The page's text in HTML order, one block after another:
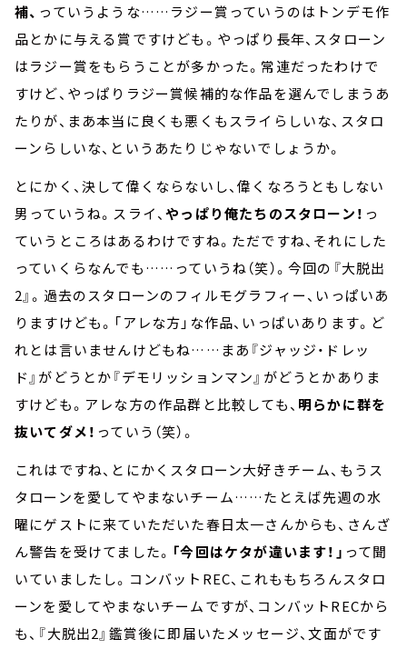
補、 っていうような……ラジー賞っていうのはトンデモ作
品とかに与える賞ですけども。やっぱり長年、スタローン
はラジー賞をもらうことが多かった。常連だったわけで
すけど、やっぱりラジー賞候補的な作品を選んでしまうあ
たりが、まあ本当に良くも悪くもスライらしいな、スタロ
ーンらしいな、というあたりじゃないでしょうか。
とにかく、決して偉くならないし、偉くなろうともしない
男っていうね。スライ、やっぱり俺たちのスタローン！ っ
ていうところはあるわけですね。ただですね、それにした
っていくらなんでも……っていうね（笑）。今回の『大脱出
2』。過去のスタローンのフィルモグラフィー、いっぱいあ
りますけども。「アレな方」な作品、いっぱいあります。ど
れとは言いませんけどもね……まあ『ジャッジ・ドレッ
ド』がどうとか『デモリッションマン』がどうとかありま
すけども。アレな方の作品群と比較しても、 明らかに群を
抜いてダメ！ っていう（笑）。
これはですね、とにかくスタローン大好きチーム、もうス
タローンを愛してやまないチーム……たとえば先週の水
曜にゲストに来ていただいた春日太一さんからも、さんざ
ん警告を受けてました。 「今回はケタが違います！」 って聞
いていましたし。コンバットREC、これももちろんスタロ
ーンを愛してやまないチームですが、コンバットRECから
も、『大脱出2』鑑賞後に即届いたメッセージ、文面がです